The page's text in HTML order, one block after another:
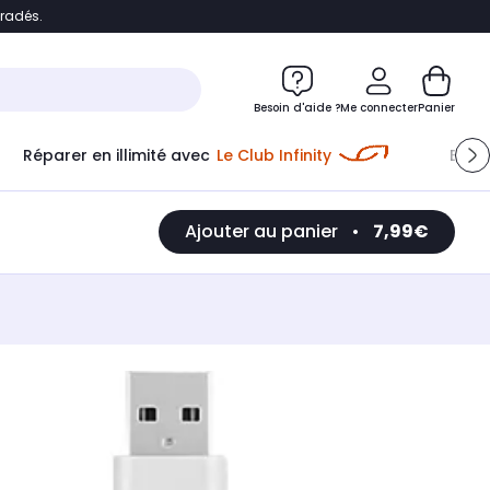
Accéder directement au chatbot
Besoin d'aide ?Me connecterPanier
Réparer en illimité avec Le Club Infinity
Ajouter au panier • 7,99€